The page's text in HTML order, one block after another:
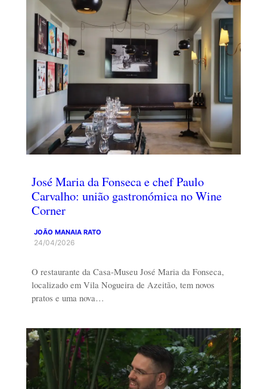
José Maria da Fonseca e chef Paulo
Carvalho: união gastronómica no Wine
Corner
JOÃO MANAIA RATO
24/04/2026
O restaurante da Casa-Museu José Maria da Fonseca,
localizado em Vila Nogueira de Azeitão, tem novos
pratos e uma nova…